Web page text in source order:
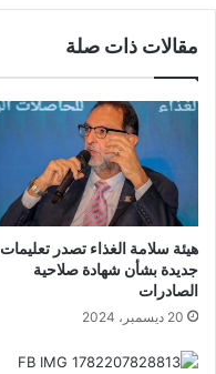
مقالات ذات صلة
هيئة سلامة الغذاء تصدر تعليمات
جديدة بشأن شهادة صلاحية
الصادرات
20 ديسمبر، 2024